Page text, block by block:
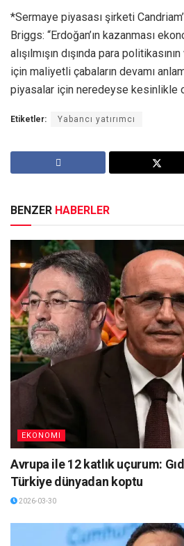
*Sermaye piyasası şirketi
Briggs: “Erdoğan’ın kazanması
alışılmışın dışında para
için maliyetli çabaların devamı
piyasalar için neredeyse kesinlikle
Etiketler: Yabancı yatırımcı
BENZER HABERLER
EKONOMI
Avrupa ile 12 katlık uçurum:
Türkiye dünyadan koptu
2026-03-30